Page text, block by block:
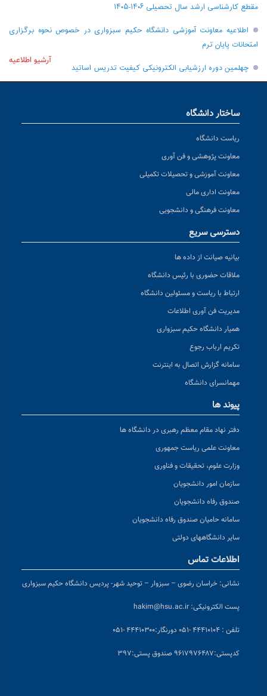
مقطع کارشناسی ارشد سال تحصیلی ۱۴۰۶-۱۴۰۵
اطلاعیه معاونت آموزشی دانشگاه حکیم سبزواری در خصوص نحوه برگزاری
امتحانات پایان ترم
چهلمین دوره ارزشیابی الکترونیکی کیفیت تدریس اساتید
آرشیو اطلاعیه
ساختار دانشگاه
ریاست دانشگاه
معاونت پژوهشی و فن آوری
معاونت آموزشی و تحصیلات تکمیلی
معاونت اداری مالی
معاونت فرهنگی و دانشجویی
دسترسی سریع
بیانیه صیانت از داده ها
ملاقات حضوری با رئیس دانشگاه
ارتباط با ریاست و مسئولین دانشگاه
مدیریت فن آوری اطلاعات
همیار دانشگاه حکیم سبزواری
تکریم ارباب رجوع
سامانه گزارش اتصال به اینترنت
مهمانسرای دانشگاه
پیوند ها
دفتر نهاد مقام معظم رهبری در دانشگاه ها
معاونت علمی ریاست جمهوری
وزارت علوم، تحقیقات و فناوری
سازمان امور دانشجویان
صندوق رفاه دانشجویان
سامانه حامیان صندوق رفاه دانشجویان
سایر دانشگاههای دولتی
اطلاعات تماس
نشانی: خراسان رضوی – سبزوار – توحید شهر- پردیس دانشگاه حکیم سبزواری
پست الکترونیکی: hakim@hsu.ac.ir
تلفن : ۴۴۴۱۰۱۰۴ -۰۵۱ دورنگار:۴۴۴۱۰۳۰۰ -۰۵۱
کدپستی:۹۶۱۷۹۷۶۴۸۷ صندوق پستی:۳۹۷